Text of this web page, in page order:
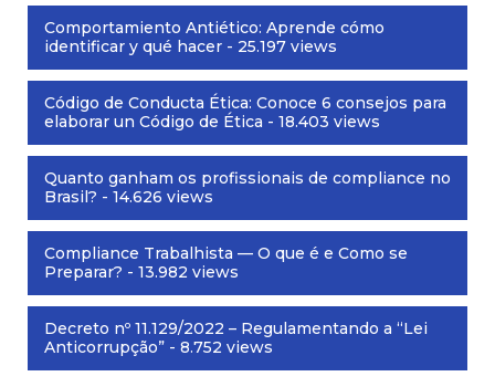
Comportamiento Antiético: Aprende cómo
identificar y qué hacer - 25.197 views
Código de Conducta Ética: Conoce 6 consejos para
elaborar un Código de Ética - 18.403 views
Quanto ganham os profissionais de compliance no
Brasil? - 14.626 views
Compliance Trabalhista — O que é e Como se
Preparar? - 13.982 views
Decreto nº 11.129/2022 – Regulamentando a “Lei
Anticorrupção” - 8.752 views